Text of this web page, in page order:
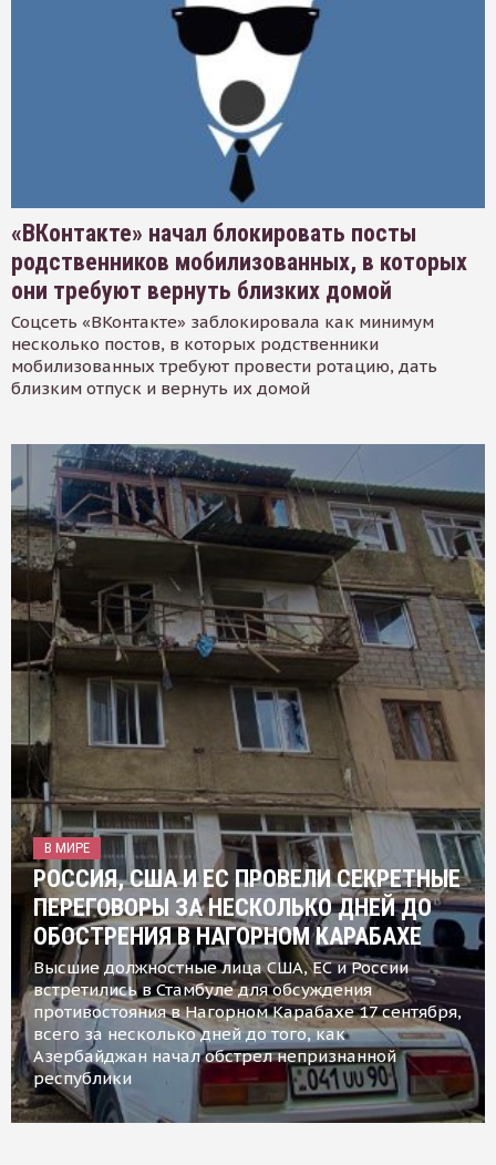
«ВКонтакте» начал блокировать посты
родственников мобилизованных, в которых
они требуют вернуть близких домой
Соцсеть «ВКонтакте» заблокировала как минимум
несколько постов, в которых родственники
мобилизованных требуют провести ротацию, дать
близким отпуск и вернуть их домой
В МИРЕ
РОССИЯ, США И ЕС ПРОВЕЛИ СЕКРЕТНЫЕ
ПЕРЕГОВОРЫ ЗА НЕСКОЛЬКО ДНЕЙ ДО
ОБОСТРЕНИЯ В НАГОРНОМ КАРАБАХЕ
Высшие должностные лица США, ЕС и России
встретились в Стамбуле для обсуждения
противостояния в Нагорном Карабахе 17 сентября,
всего за несколько дней до того, как
Азербайджан начал обстрел непризнанной
республики